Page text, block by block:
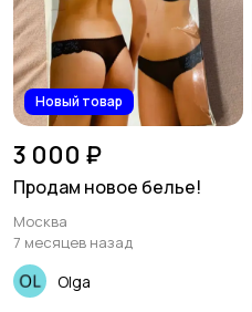
Новый товар
3 000 ₽
Продам новое белье!
Москва
7 месяцев назад
Olga